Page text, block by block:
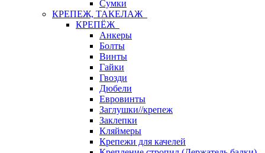
Сумки
КРЕПЕЖ, ТАКЕЛАЖ
КРЕПЁЖ
Анкеры
Болты
Винты
Гайки
Гвозди
Дюбели
Евровинты
Заглушки//крепеж
Заклепки
Кляймеры
Крепежи для качелей